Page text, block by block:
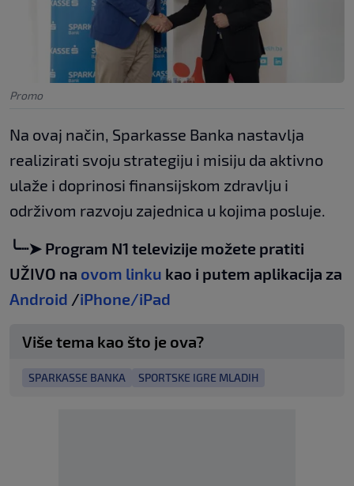
Promo
Na ovaj način, Sparkasse Banka nastavlja
realizirati svoju strategiju i misiju da aktivno
ulaže i doprinosi finansijskom zdravlju i
održivom razvoju zajednica u kojima posluje.
╰┈➤ Program N1 televizije možete pratiti
UŽIVO na ovom linku kao i putem aplikacija za
Android /iPhone/iPad
Više tema kao što je ova?
SPARKASSE BANKA SPORTSKE IGRE MLADIH